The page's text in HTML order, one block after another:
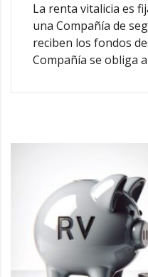
La renta vitalicia es
una Compañía de
reciben los fondos
Compañía se obliga